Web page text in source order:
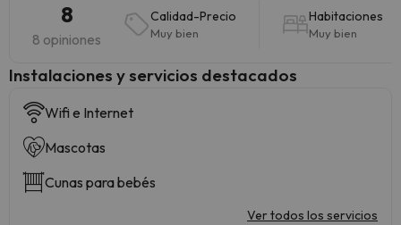
8
8 opiniones
Calidad-Precio
Muy bien
Habitaciones
Muy bien
Instalaciones y servicios destacados
Wifi e Internet
Mascotas
Cunas para bebés
Ver todos los servicios